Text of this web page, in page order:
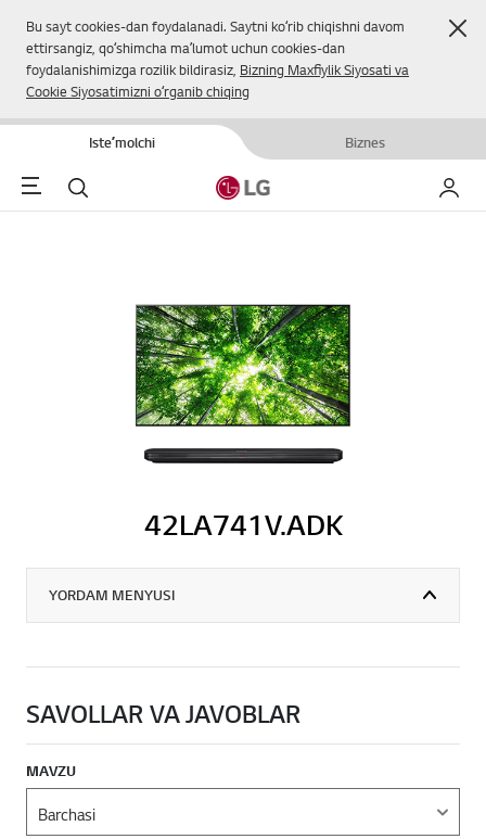
Bu sayt cookies-dan foydalanadi. Saytni koʻrib chiqishni davom
ettirsangiz, qoʻshimcha maʼlumot uchun cookies-dan
foydalanishimizga rozilik bildirasiz, Bizning Maxfiylik Siyosati va
Cookie Siyosatimizni oʻrganib chiqing
Isteʼmolchi Biznes
Menu Qidirish
42LA741V.ADK
YORDAM MENYUSI
SAVOLLAR VA JAVOBLAR
MAVZU